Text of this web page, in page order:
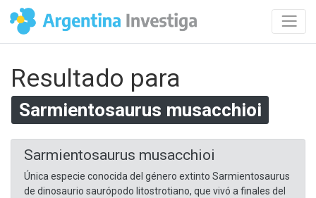
Resultado para
Sarmientosaurus musacchioi
Sarmientosaurus musacchioi
Única especie conocida del género extinto Sarmientosaurus
de dinosaurio saurópodo litostrotiano, que vivó a finales del